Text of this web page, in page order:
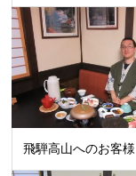
飛騨高山へのお客様